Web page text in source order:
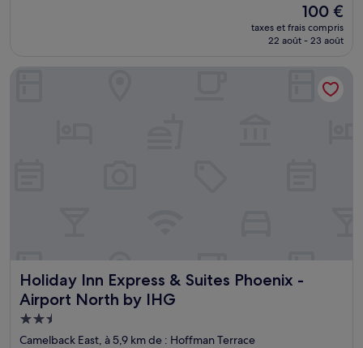
Le
nouveau
prix
de
100 €
100 €
taxes et frais compris
22 août - 23 août
Holiday Inn Express & Suites Phoenix -
Airport North by IHG
Holiday Inn Express & Suites Phoenix - Airport North by
Hébergement
2.5 étoiles
Camelback East, à 5,9 km de : Hoffman Terrace